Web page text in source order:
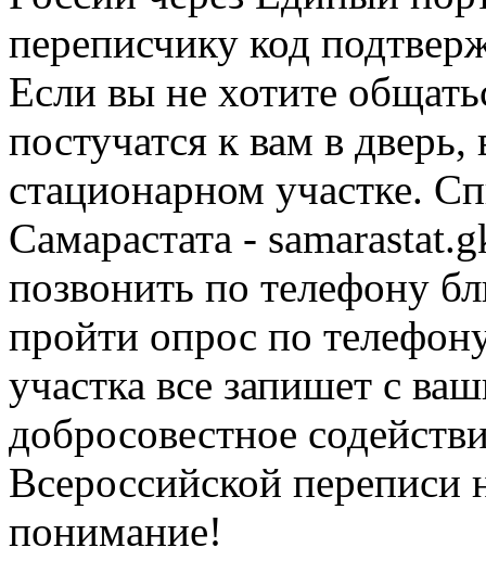
переписчику код
Если вы не хотите
постучатся к вам в
стационарном участке.
Самарастата -
позвонить по телефону
пройти опрос по
участка все запишет с
добросовестное
Всероссийской переписи
понимание!